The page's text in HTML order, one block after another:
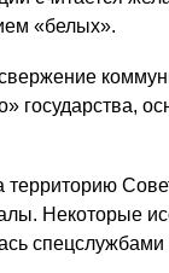
«белых».
государства,
Некоторые